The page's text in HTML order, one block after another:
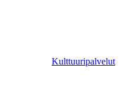
Kulttuuripalvelut